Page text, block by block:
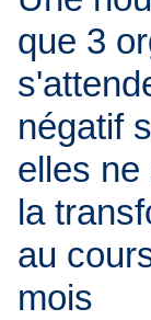
que 3
négatif
elles
la
au
mois